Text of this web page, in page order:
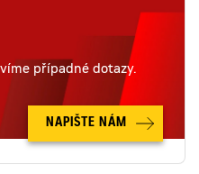
případné dotazy.
NAPIŠTE NÁM